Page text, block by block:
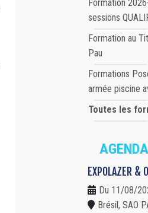
Formation
sessions
Formation au
Pau
Formations
armée piscine
Toutes les
AGENDA
EXPOLAZER &
Du 11/08/
Brésil, SAO